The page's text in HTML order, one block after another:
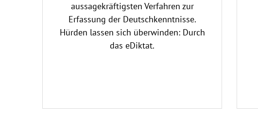
aussagekräftigsten Verfahren zur
Erfassung der Deutschkenntnisse.
Hürden lassen sich überwinden: Durch
das eDiktat.